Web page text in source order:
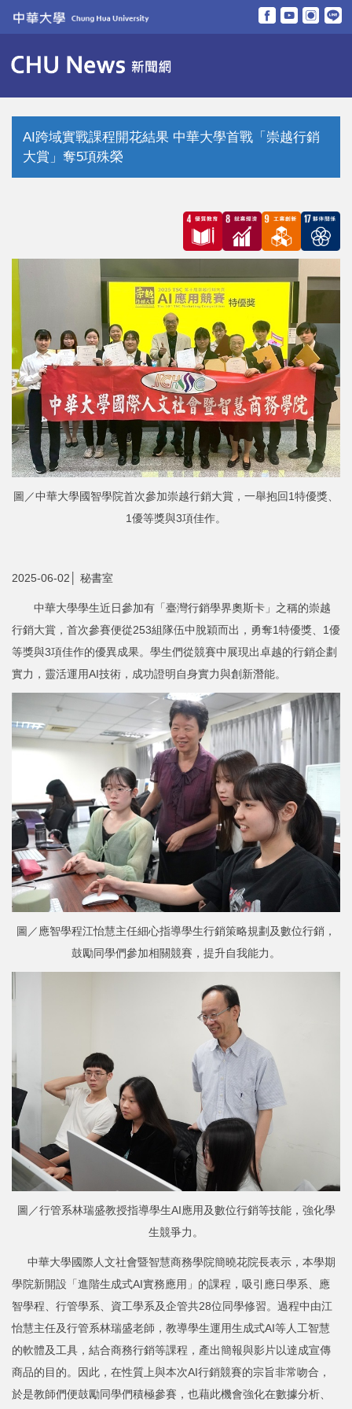
跳
要
內
AI跨域實戰課程開花結果 中華大學首戰「崇越行銷
大賞」奪5項殊榮
圖／中華大學國智學院首次參加崇越行銷大賞，一舉抱回1特優獎、
1優等獎與3項佳作。
2025-06-02│ 秘書室
中華大學學生近日參加有「臺灣行銷學界奧斯卡」之稱的崇越
行銷大賞，首次參賽便從253組隊伍中脫穎而出，勇奪1特優獎、1優
等獎與3項佳作的優異成果。學生們從競賽中展現出卓越的行銷企劃
實力，靈活運用AI技術，成功證明自身實力與創新潛能。
圖／應智學程江怡慧主任細心指導學生行銷策略規劃及數位行銷，
鼓勵同學們參加相關競賽，提升自我能力。
圖／行管系林瑞盛教授指導學生AI應用及數位行銷等技能，強化學
生競爭力。
中華大學國際人文社會暨智慧商務學院簡曉花院長表示，本學期
學院新開設「進階生成式AI實務應用」的課程，吸引應日學系、應
智學程、行管學系、資工學系及企管共28位同學修習。過程中由江
怡慧主任及行管系林瑞盛老師，教導學生運用生成式AI等人工智慧
的軟體及工具，結合商務行銷等課程，產出簡報與影片以達成宣傳
商品的目的。因此，在性質上與本次AI行銷競賽的宗旨非常吻合，
於是教師們便鼓勵同學們積極參賽，也藉此機會強化在數據分析、